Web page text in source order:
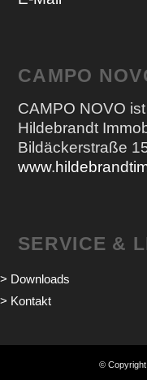
CAMPO
CAMPO NOVO
Hildebrandt
Bildäckerstraße
SERVICE &
> Downloads
> Kontakt
© Copyright